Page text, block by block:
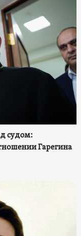
судом:
Гарегина